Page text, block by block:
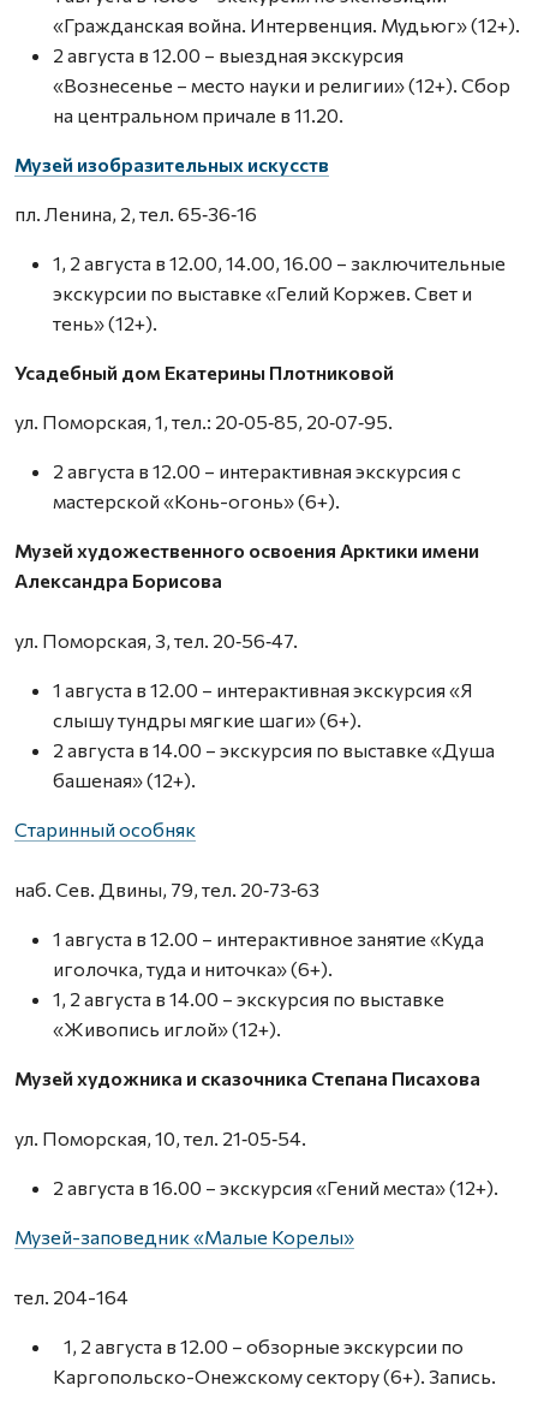
«Гражданская война. Интервенция. Мудьюг» (12+).
2 августа в 12.00 – выездная экскурсия
«Вознесенье – место науки и религии» (12+). Сбор
на центральном причале в 11.20.
Музей изобразительных искусств
пл. Ленина, 2, тел. 65‑36‑16
1, 2 августа в 12.00, 14.00, 16.00 – заключительные
экскурсии по выставке «Гелий Коржев. Свет и
тень» (12+).
Усадебный дом Екатерины Плотниковой
ул. Поморская, 1, тел.: 20‑05‑85, 20‑07‑95.
2 августа в 12.00 – интерактивная экскурсия с
мастерской «Конь-огонь» (6+).
Музей художественного освоения Арктики имени
Александра Борисова
ул. Поморская, 3, тел. 20‑56‑47.
1 августа в 12.00 – интерактивная экскурсия «Я
слышу тундры мягкие шаги» (6+).
2 августа в 14.00 – экскурсия по выставке «Душа
башеная» (12+).
Старинный особняк
наб. Сев. Двины, 79, тел. 20‑73‑63
1 августа в 12.00 – интерактивное занятие «Куда
иголочка, туда и ниточка» (6+).
1, 2 августа в 14.00 – экскурсия по выставке
«Живопись иглой» (12+).
Музей художника и сказочника Степана Писахова
ул. Поморская, 10, тел. 21‑05‑54.
2 августа в 16.00 – экскурсия «Гений места» (12+).
Музей-заповедник «Малые Корелы»
тел. 204-164
1, 2 августа в 12.00 – обзорные экскурсии по
Каргопольско-Онежскому сектору (6+). Запись.